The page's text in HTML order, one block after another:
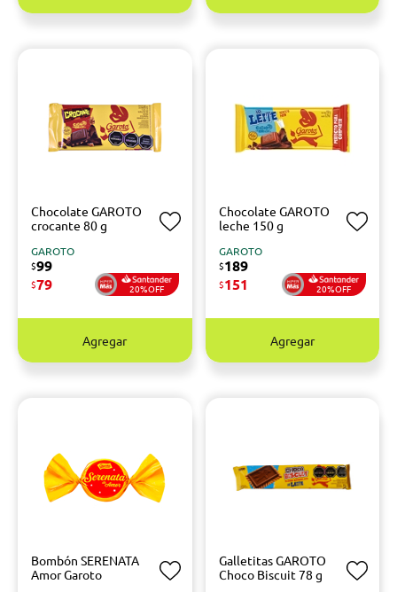
Chocolate GAROTO
crocante 80 g
GAROTO
$99
$79 20%OFF
Agregar
Chocolate GAROTO
leche 150 g
GAROTO
$189
$151 20%OFF
Agregar
Bombón SERENATA
Amor Garoto
Galletitas GAROTO
Choco Biscuit 78 g